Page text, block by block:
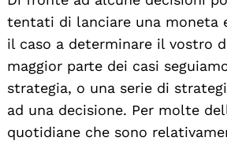
tentati di lanciare una moneta
il caso a determinare il vostro
maggior parte dei casi
strategia, o una serie di
ad una decisione. Per molte
quotidiane che sono